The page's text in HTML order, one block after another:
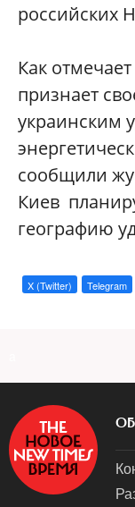
российских
Как
признает
украинским
сообщили
Киев
географию
X (Twitter) Telegram